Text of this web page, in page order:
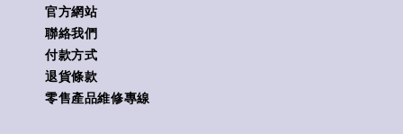
官方網站
聯絡我們
付款方式
退貨條款
零售產品維修專線